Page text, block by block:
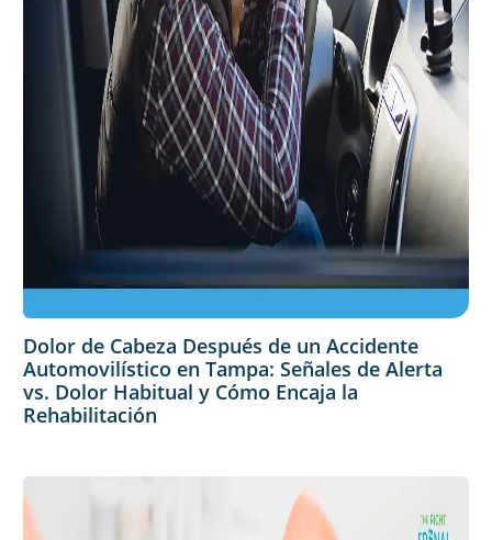
Dolor de Cabeza Después de un Accidente
Automovilístico en Tampa: Señales de Alerta
vs. Dolor Habitual y Cómo Encaja la
Rehabilitación